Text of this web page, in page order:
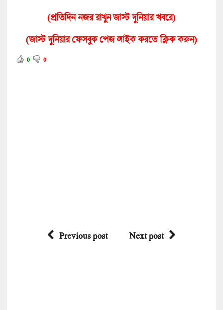
(প্রতিদিন নজর রাখুন জাস্ট দুনিয়ার খবরে)
(জাস্ট দুনিয়ার ফেসবুক পেজ লাইক করতে ক্লিক করুন)
0 0
Previous post Next post